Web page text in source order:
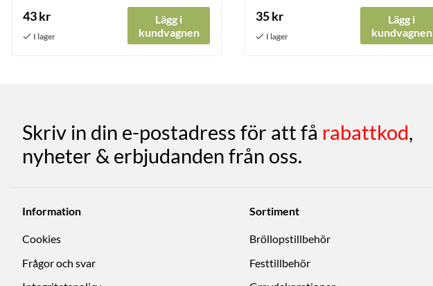
43 kr
Lägg i
kundvagnen
35 kr
Lägg i
kundvagnen
Skriv in din e-postadress för att få rabattkod,
nyheter & erbjudanden från oss.
Information
Cookies
Frågor och svar
Sortiment
Bröllopstillbehör
Festtillbehör